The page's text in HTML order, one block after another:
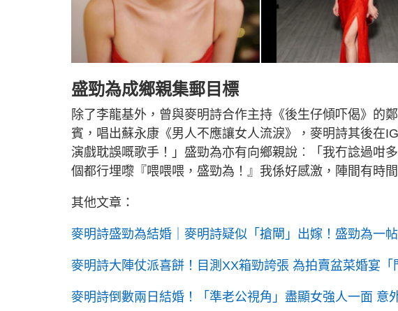
盛勁為成鄉親集郵目標
除了李龍基外，曾與麥明詩合作主持《後生仔傾吓偈》的
賓，唱出蘇永康《男人不應讓女人流淚》，麥明詩其後在
演戲耽誤嘅歌手！」盛勁為亦有向鄉親說︰「我冇諗過咁
個都行埋嚟『喂喂喂，盛勁為！』我係好感激，陣間有時
其他文章：
麥明詩盛勁為結婚｜麥明詩疑似「搶閘」出嫁！盛勁為一
麥明詩大陣仗派喜餅！目測XX箱勁誇張 為拍賣盆菜婚宴「
麥明詩倒數兩日結婚！「準老公視角」盡顯女強人一面 意